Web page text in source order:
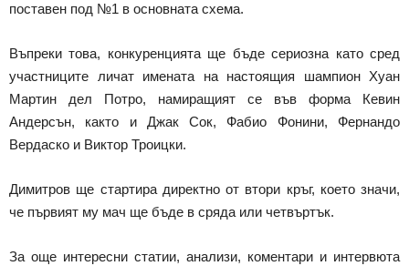
поставен под №1 в основната схема.
Въпреки това, конкуренцията ще бъде сериозна като сред
участниците личат имената на настоящия шампион Хуан
Мартин дел Потро, намиращият се във форма Кевин
Андерсън, както и Джак Сок, Фабио Фонини, Фернандо
Вердаско и Виктор Троицки.
Димитров ще стартира директно от втори кръг, което значи,
че първият му мач ще бъде в сряда или четвъртък.
За още интересни статии, анализи, коментари и интервюта